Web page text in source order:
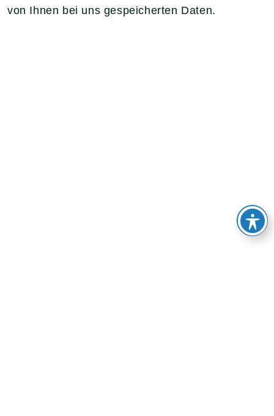
von Ihnen bei uns gespeicherten Daten.